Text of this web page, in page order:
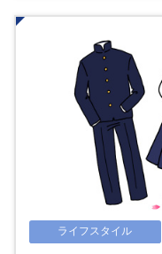
ライフスタイル